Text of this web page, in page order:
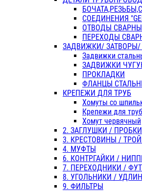
СОЕДИНЕНИЯ
ОТВОДЫ
ПЕРЕХОДЫ
ЗАДВИЖКИ/
Задвижки
ЗАДВИЖКИ
ПРОКЛАДКИ
ФЛАНЦЫ
КРЕПЕЖИ ДЛЯ ТРУБ
Хомуты со
Крепежи для
Хомут червячный
2. ЗАГЛУШКИ / ПРОБКИ
3. КРЕСТОВИНЫ /
4. МУФТЫ
6. КОНТРГАЙКИ /
7. ПЕРЕХОДНИКИ /
8. УГОЛЬНИКИ /
9. ФИЛЬТРЫ